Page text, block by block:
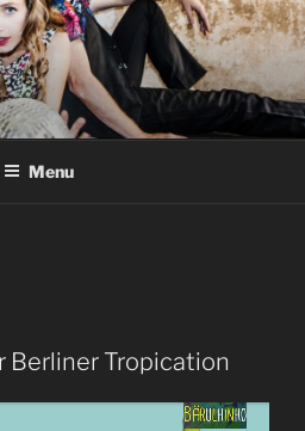
Menu
Berliner Tropication